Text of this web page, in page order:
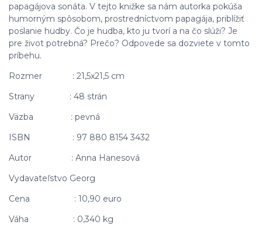
papagájova sonáta. V tejto knižke sa nám autorka pokúša
humorným spôsobom, prostredníctvom papagája, priblížiť
poslanie hudby. Čo je hudba, kto ju tvorí a na čo slúži? Je
pre život potrebná? Prečo? Odpovede sa dozviete v tomto
príbehu.
Rozmer : 21,5x21,5 cm
Strany : 48 strán
Väzba : pevná
ISBN : 97 880 8154 3432
Autor : Anna Hanesová
Vydavateľstvo Georg
Cena : 10,90 euro
Váha : 0,340 kg